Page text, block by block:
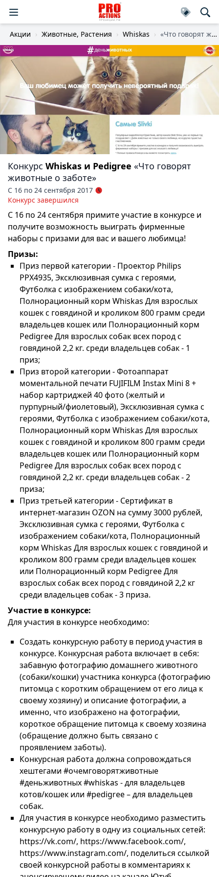
Акции Животные, Растения Whiskas «Что говорят животные о заботе»
Конкурс Whiskas и Pedigree «Что говорят
животные о заботе»
С 16 по 24 сентября 2017
Конкурс завершился
С 16 по 24 сентября примите участие в конкурсе и
получите возможность выиграть фирменные
наборы с призами для вас и вашего любимца!
Призы:
Приз первой категории - Проектор Philips
PPX4935, Эксклюзивная сумка с героями,
Футболка с изображением собаки/кота,
Полнорационный корм Whiskas Для взрослых
кошек с говядиной и кроликом 800 грамм среди
владельцев кошек или Полнорационный корм
Pedigree Для взрослых собак всех пород с
говядиной 2,2 кг. среди владельцев собак - 1
приз;
Приз второй категории - Фотоаппарат
моментальной печати FUJIFILM Instax Mini 8 +
набор картриджей 40 фото (желтый и
пурпурный/фиолетовый), Эксклюзивная сумка с
героями, Футболка с изображением собаки/кота,
Полнорационный корм Whiskas Для взрослых
кошек с говядиной и кроликом 800 грамм среди
владельцев кошек или Полнорационный корм
Pedigree Для взрослых собак всех пород с
говядиной 2,2 кг. среди владельцев собак - 2
приза;
Приз третьей категории - Сертификат в
интернет-магазин OZON на сумму 3000 рублей,
Эксклюзивная сумка с героями, Футболка с
изображением собаки/кота, Полнорационный
корм Whiskas Для взрослых кошек с говядиной и
кроликом 800 грамм среди владельцев кошек
или Полнорационный корм Pedigree Для
взрослых собак всех пород с говядиной 2,2 кг
среди владельцев собак - 3 приза.
Участие в конкурсе:
Для участия в конкурсе необходимо:
Создать конкурсную работу в период участия в
конкурсе. Конкурсная работа включает в себя:
забавную фотографию домашнего животного
(собаки/кошки) участника конкурса (фотографию
питомца с коротким обращением от его лица к
своему хозяину) и описание фотографии, а
именно, что изображено на фотографии,
короткое обращение питомца к своему хозяина
(обращение должно быть связано с
проявлением заботы).
Конкурсная работа должна сопровождаться
хештегами #очемговорятживотные
#деньживотных #whiskas - для владельцев
котов/кошек или #pedigree – для владельцев
собак.
Для участия в конкурсе необходимо разместить
конкурсную работу в одну из социальных сетей:
https://vk.com/, https://www.facebook.com/,
https://www.instagram.com/, поделиться ссылкой
своей конкурсной работы в комментариях к